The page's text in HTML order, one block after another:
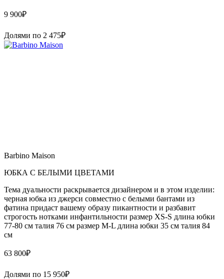
9 900₽
Долями по 2 475₽
Barbino Maison
ЮБКА С БЕЛЫМИ ЦВЕТАМИ
Тема дуальности раскрывается дизайнером и в этом изделии:
черная юбка из джерси совместно с белыми бантами из
фатина придаст вашему образу пикантности и разбавит
строгость нотками инфантильности размер XS-S длина юбки
77-80 см талия 76 см размер M-L длина юбки 35 см талия 84
см
63 800₽
Долями по 15 950₽